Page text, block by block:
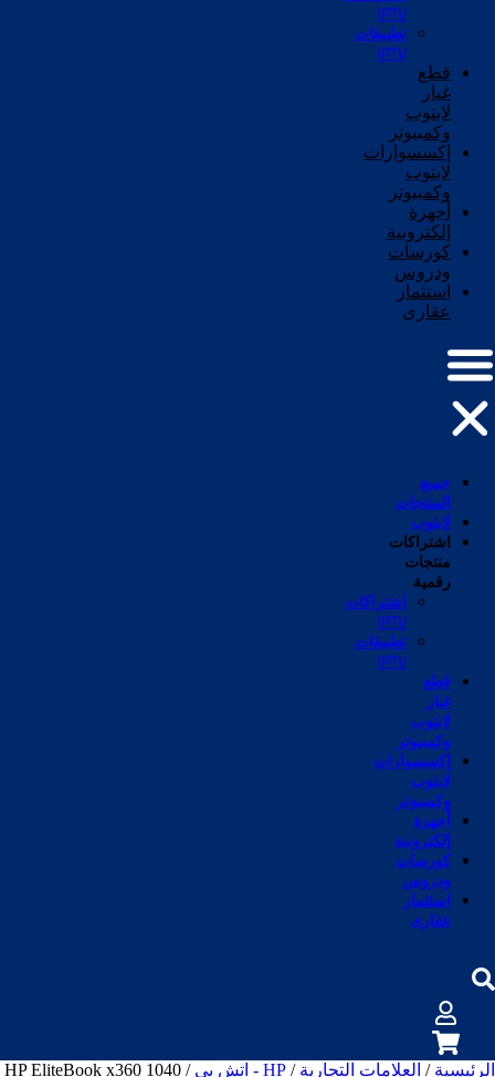
IPTV
تطبيقات
IPTV
قطع
غيار
لابتوب
وكمبيوتر
إكسسوارات
لابتوب
وكمبيوتر
أجهزة
إلكترونية
كورسات
ودروس
استثمار
عقارى
جميع
المنتجات
لابتوب
اشتراكات
منتجات
رقمية
اشتراكات
IPTV
تطبيقات
IPTV
قطع
غيار
لابتوب
وكمبيوتر
إكسسوارات
لابتوب
وكمبيوتر
أجهزة
إلكترونية
كورسات
ودروس
استثمار
عقارى
الرئيسية / العلامات التجارية / HP - اتش بي / HP EliteBook x360 1040